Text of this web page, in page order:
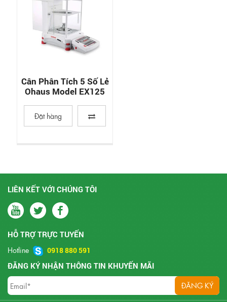
Cân Phân Tích 5 Số Lẻ
Ohaus Model EX125
Đặt hàng
LIÊN KẾT VỚI CHÚNG TÔI
HỖ TRỢ TRỰC TUYẾN
Hotline
0918 880 591
ĐĂNG KÝ NHẬN THÔNG TIN KHUYẾN MÃI